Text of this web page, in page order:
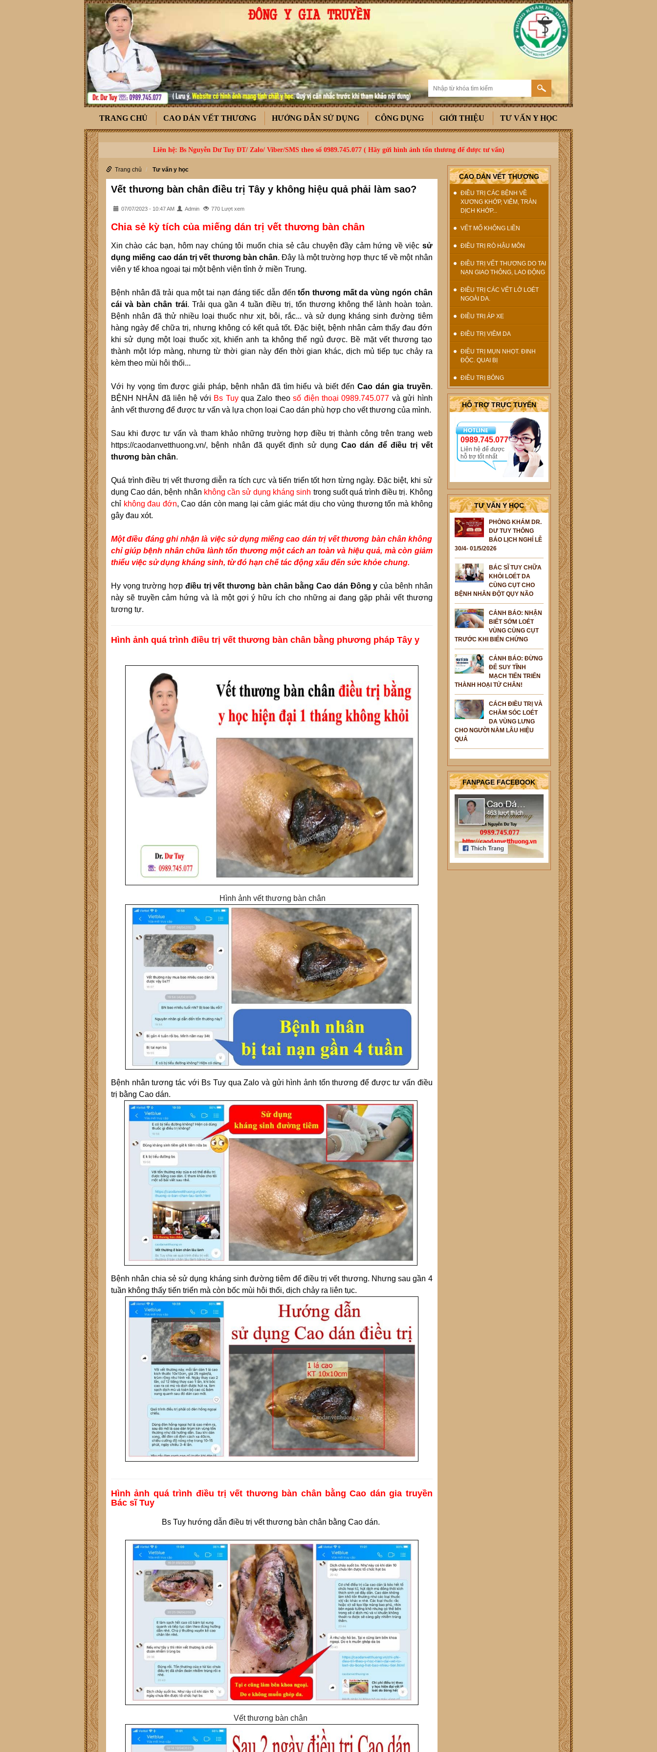
TRANG CHỦ CAO DÁN VẾT THƯƠNG HƯỚNG DẪN SỬ DỤNG CÔNG DỤNG GIỚI THIỆU TƯ VẤN Y HỌC
Liên hệ: Bs Nguyễn Dư Tuy ĐT/ Zalo/ Viber/SMS theo số 0989.745.077 ( Hãy gửi hình ảnh tổn thương để được tư vấn)
Trang chủ Tư vấn y học
Vết thương bàn chân điều trị Tây y không hiệu quả phải làm sao?
07/07/2023 - 10:47 AM Admin 770 Lượt xem
Chia sẻ kỳ tích của miếng dán trị vết thương bàn chân
Xin chào các bạn, hôm nay chúng tôi muốn chia sẻ câu chuyện đầy cảm hứng về việc sử
dụng miếng cao dán trị vết thương bàn chân. Đây là một trường hợp thực tế về một nhân
viên y tế khoa ngoại tại một bệnh viện tỉnh ở miền Trung.
Bệnh nhân đã trải qua một tai nạn đáng tiếc dẫn đến tổn thương mất da vùng ngón chân
cái và bàn chân trái. Trải qua gần 4 tuần điều trị, tổn thương không thể lành hoàn toàn.
Bệnh nhân đã thử nhiều loại thuốc như xịt, bôi, rắc... và sử dụng kháng sinh đường tiêm
hàng ngày để chữa trị, nhưng không có kết quả tốt. Đặc biệt, bệnh nhân cảm thấy đau đớn
khi sử dụng một loại thuốc xịt, khiến anh ta không thể ngủ được. Bề mặt vết thương tạo
thành một lớp màng, nhưng từ thời gian này đến thời gian khác, dịch mủ tiếp tục chảy ra
kèm theo mùi hôi thối...
Với hy vọng tìm được giải pháp, bệnh nhân đã tìm hiểu và biết đến Cao dán gia truyền.
BỆNH NHÂN đã liên hệ với Bs Tuyqua Zalo theosố điện thoại 0989.745.077 và gửi hình
ảnh vết thương để được tư vấn và lựa chọn loại Cao dán phù hợp cho vết thương của mình.
Sau khi được tư vấn và tham khảo những trường hợp điều trị thành công trên trang web
https://caodanvetthuong.vn/, bệnh nhân đã quyết định sử dụngCao dán để điều trị vết
thương bàn chân.
Quá trình điều trị vết thương diễn ra tích cực và tiến triển tốt hơn từng ngày. Đặc biệt, khi sử
dụng Cao dán, bệnh nhân không cần sử dụng kháng sinh trong suốt quá trình điều trị. Không
chỉ không đau đớn, Cao dán còn mang lại cảm giác mát dịu cho vùng thương tổn mà không
gây đau xót.
Một điều đáng ghi nhận là việc sử dụng miếng cao dán trị vết thương bàn chân không
chỉ giúp bệnh nhân chữa lành tổn thương một cách an toàn và hiệu quả, mà còn giảm
thiểu việc sử dụng kháng sinh, từ đó hạn chế tác động xấu đến sức khỏe chung.
Hy vọng trường hợp điều trị vết thương bàn chân bằng Cao dán Đông y của bênh nhân
này sẽ truyền cảm hứng và là một gợi ý hữu ích cho những ai đang gặp phải vết thương
tương tự.
Hình ảnh quá trình điều trị vết thương bàn chân bằng phương pháp Tây y
Hình ảnh vết thương bàn chân
Bệnh nhân tương tác với Bs Tuy qua Zalo và gửi hình ảnh tổn thương để được tư vấn điều
trị bằng Cao dán.
Bệnh nhân chia sẻ sử dụng kháng sinh đường tiêm để điều trị vết thương. Nhưng sau gần 4
tuần không thấy tiến triển mà còn bốc mùi hôi thối, dịch chảy ra liên tục.
Hình ảnh quá trình điều trị vết thương bàn chân bằng Cao dán gia truyền
Bác sĩ Tuy
Bs Tuy hướng dẫn điều trị vết thương bàn chân bằng Cao dán.
Vết thương bàn chân
CAO DÁN VẾT THƯƠNG
ĐIỀU TRỊ CÁC BỆNH VỀ
XƯƠNG KHỚP, VIÊM, TRÀN
DỊCH KHỚP...
VẾT MỔ KHÔNG LIỀN
ĐIỀU TRỊ RÒ HẬU MÔN
ĐIỀU TRỊ VẾT THƯƠNG DO TAI
NẠN GIAO THÔNG, LAO ĐỘNG
ĐIỀU TRỊ CÁC VẾT LỞ LOÉT
NGOÀI DA.
ĐIỀU TRỊ ÁP XE
ĐIỀU TRỊ VIÊM DA
ĐIỀU TRỊ MỤN NHỌT. ĐINH
ĐỘC. QUAI BỊ
ĐIỀU TRỊ BỎNG
HỖ TRỢ TRỰC TUYẾN
0989.745.077
Liên hệ để được
hỗ trợ tốt nhất
TƯ VẤN Y HỌC
PHÒNG KHÁM DR.
DƯ TUY THÔNG
BÁO LỊCH NGHỈ LỄ
30/4- 01/5/2026
BÁC SĨ TUY CHỮA
KHỎI LOÉT DA
CÙNG CỤT CHO
BỆNH NHÂN ĐỘT QỤY NÃO
CẢNH BÁO: NHẬN
BIẾT SỚM LOÉT
VÙNG CÙNG CỤT
TRƯỚC KHI BIẾN CHỨNG
CẢNH BÁO: ĐỪNG
ĐỂ SUY TĨNH
MẠCH TIẾN TRIỂN
THÀNH HOẠI TỬ CHÂN!
CÁCH ĐIỀU TRỊ VÀ
CHĂM SÓC LOÉT
DA VÙNG LƯNG
CHO NGƯỜI NẰM LÂU HIỆU
QUẢ
FANPAGE FACEBOOK